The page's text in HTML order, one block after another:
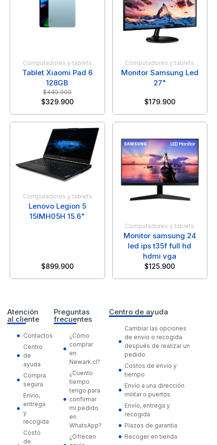
Computadores y tablets
Tablet Xiaomi Pad 6
128GB
$449.900
$329.900
Computadores y tablets
Monitor Samsung Led
27"
$179.900
Computadores y tablets
Lenovo Legion 5
15IMH05H 15.6"
$899.900
Computadores y tablets
Monitor samsung 24
led ips t35f full hd
hdmi vga
$125.900
Atención
al cliente
Contactos
Centro
de
ayuda
Compra
segura
Envío,
entrega
y
recogida
Costo
de
Preguntas
frecuentes
¿Cómo
comprar
en
Newark.cl?
¿Cuento
tiempo
tengo para
confirmar
mi pedido
en
WhatsApp?
¿Ofrecen
Centro de ayuda
Cambiar las opciones
de envío o recogida
después de realizar un
pedido
Costos de envío y
tiempo
Envío a una dirección
militar o puertos
Envío, entrega y
recogida
Plazos de garantía
Recoger en tienda